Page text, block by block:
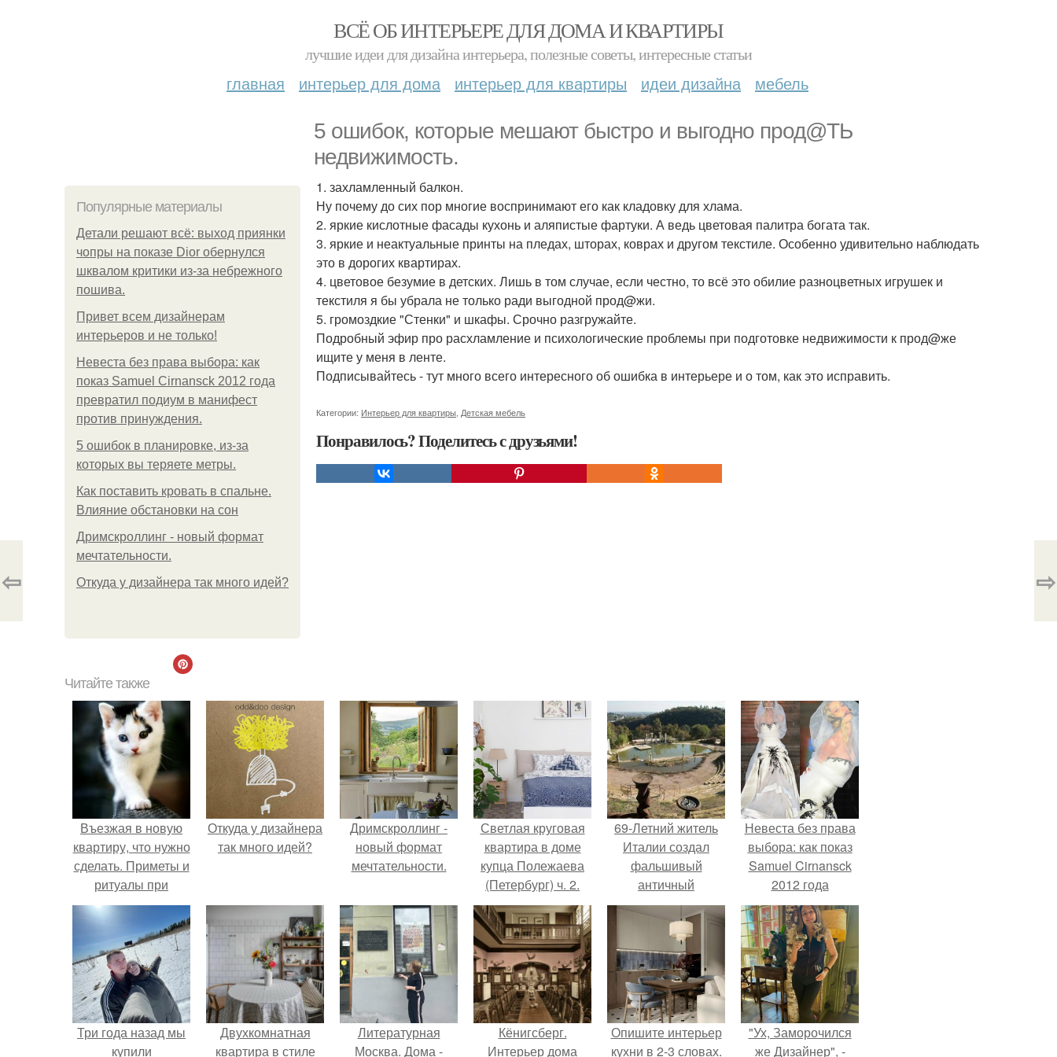
ВСЁ ОБ ИНТЕРЬЕРЕ ДЛЯ ДОМА И КВАРТИРЫ
лучшие идеи для дизайна интерьера, полезные советы, интересные статьи
главная интерьер для дома интерьер для квартиры идеи дизайна мебель
5 ошибок, которые мешают быстро и выгодно прод@ТЬ
недвижимость.
Популярные материалы
Детали решают всё: выход приянки
чопры на показе Dior обернулся
шквалом критики из-за небрежного
пошива.
Привет всем дизайнерам
интерьеров и не только!
Невеста без права выбора: как
показ Samuel Cirnansck 2012 года
превратил подиум в манифест
против принуждения.
5 ошибок в планировке, из-за
которых вы теряете метры.
Как поставить кровать в спальне.
Влияние обстановки на сон
Дримскроллинг - новый формат
мечтательности.
Откуда у дизайнера так много идей?
1. захламленный балкон.
Ну почему до сих пор многие воспринимают его как кладовку для хлама.
2. яркие кислотные фасады кухонь и аляпистые фартуки. А ведь цветовая палитра богата так.
3. яркие и неактуальные принты на пледах, шторах, коврах и другом текстиле. Особенно удивительно наблюдать
это в дорогих квартирах.
4. цветовое безумие в детских. Лишь в том случае, если честно, то всё это обилие разноцветных игрушек и
текстиля я бы убрала не только ради выгодной прод@жи.
5. громоздкие "Стенки" и шкафы. Срочно разгружайте.
Подробный эфир про расхламление и психологические проблемы при подготовке недвижимости к прод@же
ищите у меня в ленте.
Подписывайтесь - тут много всего интересного об ошибка в интерьере и о том, как это исправить.
Категории: Интерьер для квартиры Детская мебель
Понравилось? Поделитесь с друзьями!
⇦ ⇨
Читайте также
Въезжая в новую
квартиру, что нужно
сделать. Приметы и
ритуалы при
новоселье
Откуда у дизайнера
так много идей?
Дримскроллинг -
новый формат
мечтательности.
Светлая круговая
квартира в доме
купца Полежаева
(Петербург) ч. 2.
69-Летний житель
Италии создал
фальшивый
античный
амфитеатр и
долгое время
успешно выдавал
его за настоящее
историческое
наследие.
Невеста без права
выбора: как показ
Samuel Cirnansck
2012 года
превратил подиум
в манифест против
принуждения.
Три года назад мы
купили
Двухкомнатная
квартира в стиле
Литературная
Москва. Дома -
Кёнигсберг.
Интерьер дома
Опишите интерьер
кухни в 2-3 словах.
"Ух, Заморочился
же Дизайнер", -